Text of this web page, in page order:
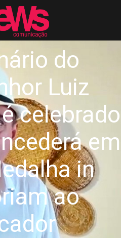
do
Luiz
celebrado
em
in
ao